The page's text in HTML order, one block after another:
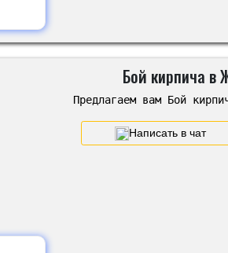
Бой кирпича в
Предлагаем вам Бой
Написать в чат